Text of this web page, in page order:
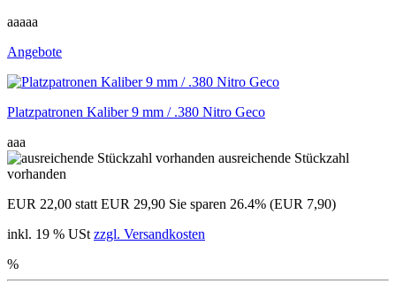
aaaaa
Angebote
Platzpatronen Kaliber 9 mm / .380 Nitro Geco
aaa
ausreichende Stückzahl
vorhanden
EUR 22,00 statt EUR 29,90 Sie sparen 26.4% (EUR 7,90)
inkl. 19 % USt zzgl. Versandkosten
%